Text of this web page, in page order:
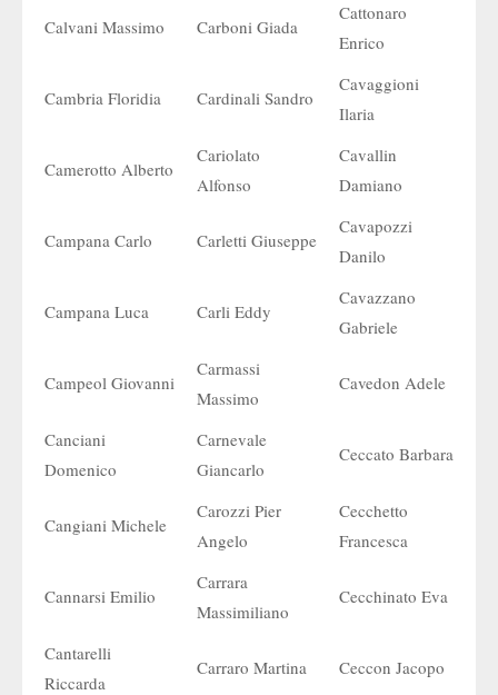
Calvani Massimo Carboni Giada
Cattonaro
Enrico
Cambria Floridia Cardinali Sandro
Cavaggioni
Ilaria
Camerotto Alberto
Cariolato
Alfonso
Cavallin
Damiano
Campana Carlo Carletti Giuseppe
Cavapozzi
Danilo
Campana Luca Carli Eddy
Cavazzano
Gabriele
Campeol Giovanni
Carmassi
Massimo
Cavedon Adele
Canciani
Domenico
Carnevale
Giancarlo
Ceccato Barbara
Cangiani Michele
Carozzi Pier
Angelo
Cecchetto
Francesca
Cannarsi Emilio
Carrara
Massimiliano
Cecchinato Eva
Cantarelli
Riccarda
Carraro Martina Ceccon Jacopo